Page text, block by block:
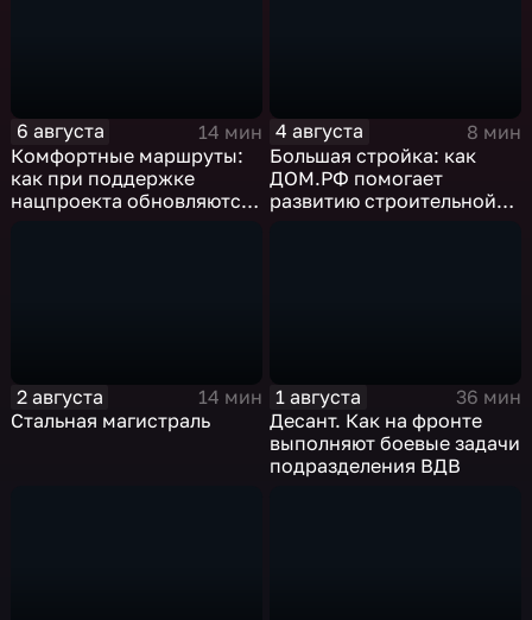
6 августа
14 мин
Комфортные маршруты:
как при поддержке
нацпроекта обновляются
4 августа
8 мин
Большая стройка: как
ДОМ.РФ помогает
развитию строительной
2 августа
14 мин
Стальная магистраль
1 августа
36 мин
Десант. Как на фронте
выполняют боевые задачи
подразделения ВДВ